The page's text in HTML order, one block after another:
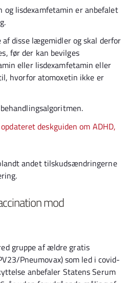
og lisdexamfetamin er anbefalet
disse lægemidler og skal derfor
før der kan bevilges
eller lisdexamfetamin eller
hvorfor atomoxetin ikke er
deskguiden om ADHD,
andet tilskudsændringerne
mod
gruppe af ældre gratis
Pneumovax) som led i covid-
anbefaler Statens Serum